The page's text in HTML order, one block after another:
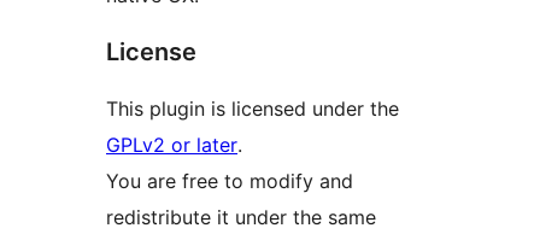
License
This plugin is licensed under the
GPLv2 or later.
You are free to modify and
redistribute it under the same